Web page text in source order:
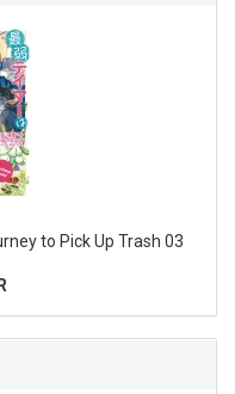
to Pick Up Trash 03